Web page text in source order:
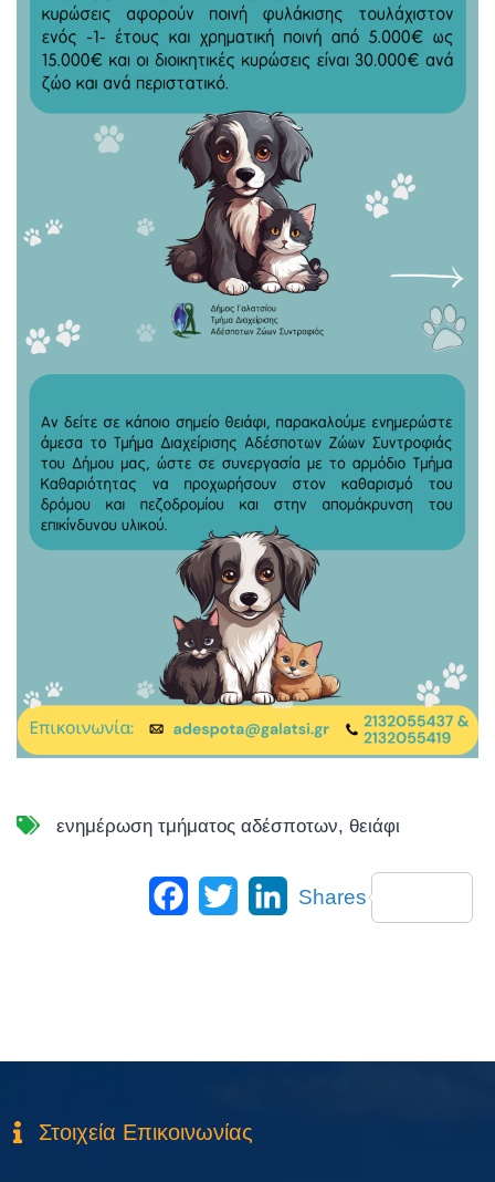
ενημέρωση τμήματος αδέσποτων, θειάφι
Facebook
Twitter LinkedIn
Shares
Στοιχεία Επικοινωνίας